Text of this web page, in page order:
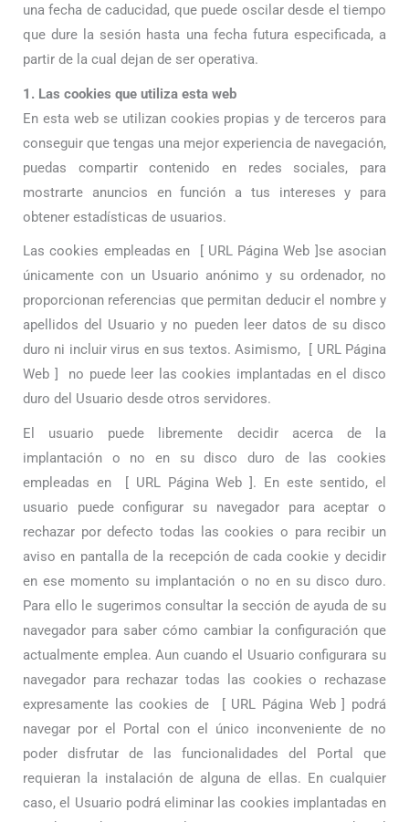
una fecha de caducidad, que puede oscilar desde el tiempo
que dure la sesión hasta una fecha futura especificada, a
partir de la cual dejan de ser operativa.
1. Las cookies que utiliza esta web
En esta web se utilizan cookies propias y de terceros para
conseguir que tengas una mejor experiencia de navegación,
puedas compartir contenido en redes sociales, para
mostrarte anuncios en función a tus intereses y para
obtener estadísticas de usuarios.
Las cookies empleadas en [ URL Página Web ] se asocian
únicamente con un Usuario anónimo y su ordenador, no
proporcionan referencias que permitan deducir el nombre y
apellidos del Usuario y no pueden leer datos de su disco
duro ni incluir virus en sus textos. Asimismo,
[ URL Página
Web ]
no puede leer las cookies implantadas en el disco
duro del Usuario desde otros servidores.
El usuario puede libremente decidir acerca de la
implantación o no en su disco duro de las cookies
empleadas en
[ URL Página Web ]. En este sentido, el
usuario puede configurar su navegador para aceptar o
rechazar por defecto todas las cookies o para recibir un
aviso en pantalla de la recepción de cada cookie y decidir
en ese momento su implantación o no en su disco duro.
Para ello le sugerimos consultar la sección de ayuda de su
navegador para saber cómo cambiar la configuración que
actualmente emplea. Aun cuando el Usuario configurara su
navegador para rechazar todas las cookies o rechazase
expresamente las cookies de
[ URL Página Web ]
podrá
navegar por el Portal con el único inconveniente de no
poder disfrutar de las funcionalidades del Portal que
requieran la instalación de alguna de ellas. En cualquier
caso, el Usuario podrá eliminar las cookies implantadas en